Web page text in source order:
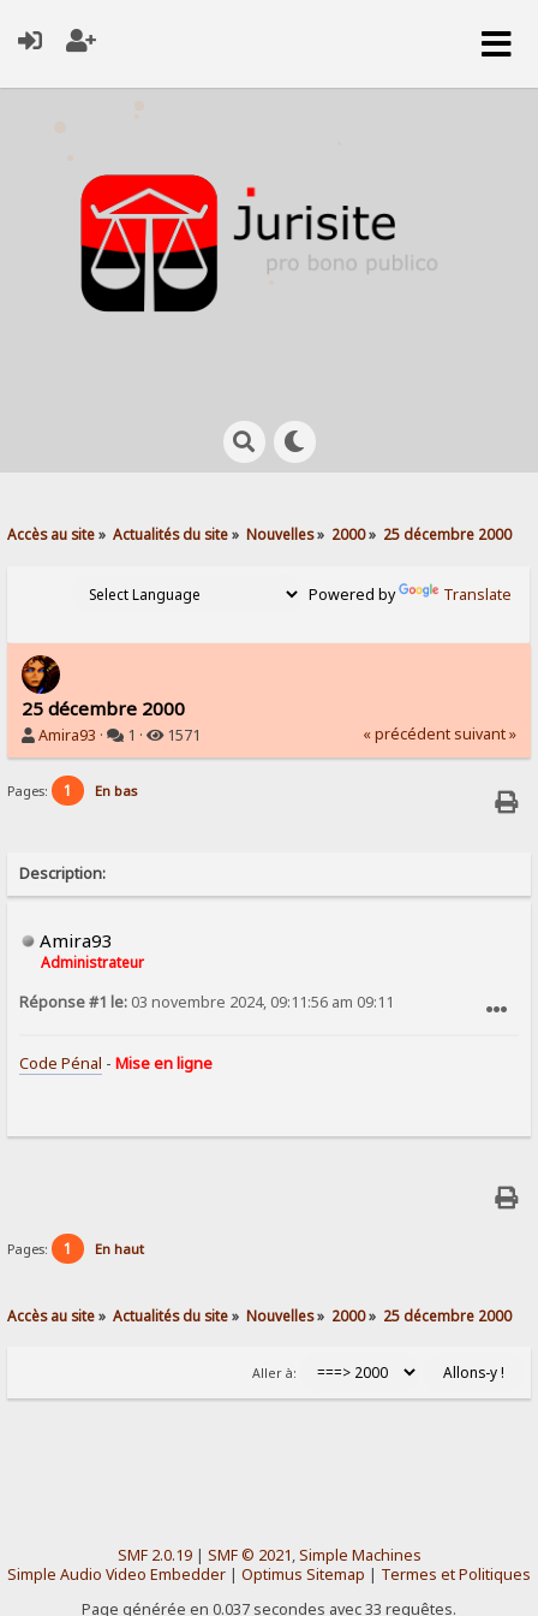
Accès au site» Actualités du site» Nouvelles» 2000» 25 décembre 2000
Powered by Translate
25 décembre 2000
Amira93 · 1 · 1571 « précédent suivant »
Pages: 1 En bas
Description:
Amira93
Administrateur
Réponse #1 le: 03 novembre 2024, 09:11:56 am 09:11
Code Pénal -Mise en ligne
Pages: 1 En haut
Accès au site» Actualités du site» Nouvelles» 2000» 25 décembre 2000
Aller à:
SMF 2.0.19| SMF © 2021,Simple Machines
Simple Audio Video Embedder | Optimus Sitemap | Termes et Politiques
Page générée en 0.037 secondes avec 33 requêtes.